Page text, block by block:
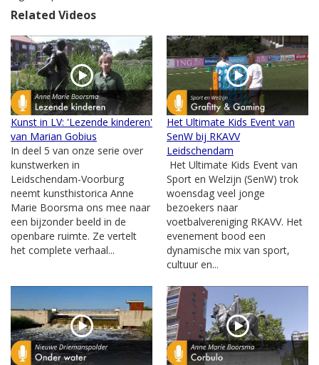
Related Videos
Kunst in LV: 'Lezende kinderen'
van Marian Gobius
In deel 5 van onze serie over
kunstwerken in
Leidschendam-Voorburg
neemt kunsthistorica Anne
Marie Boorsma ons mee naar
een bijzonder beeld in de
openbare ruimte. Ze vertelt
het complete verhaal...
Het Ultimate Kids Event van
SenW bij RKAVV
Leidschendam
Het Ultimate Kids Event van
Sport en Welzijn (SenW) trok
woensdag veel jonge
bezoekers naar
voetbalvereniging RKAVV. Het
evenement bood een
dynamische mix van sport,
cultuur en...